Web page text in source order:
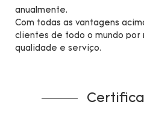
anualmente.
Com todas as vantagens
clientes de todo o mundo por
qualidade e serviço.